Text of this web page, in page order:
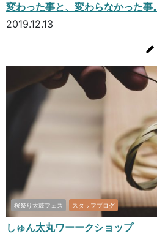
変わった事と、変わらなかった事。
2019.12.13
桜祭り太鼓フェス スタッフブログ
しゅん太丸ワーークショップ